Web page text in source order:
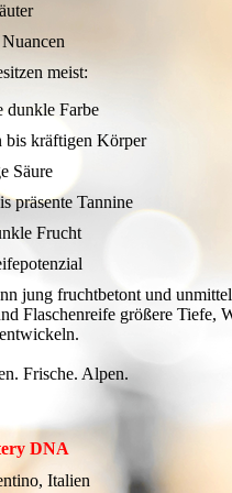
meist:
dunkle Farbe
bis kräftigen Körper
Säure
präsente Tannine
Frucht
jung fruchtbetont und
Flaschenreife größere Tiefe,
Frische. Alpen.
DNA
Italien